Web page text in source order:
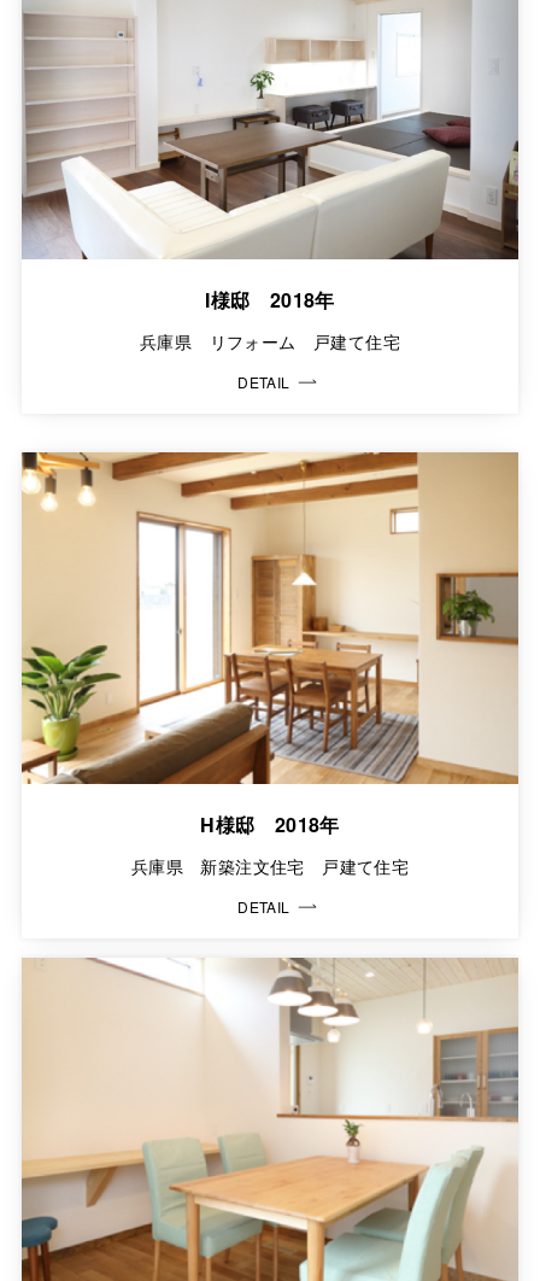
I様邸 2018年
兵庫県 リフォーム 戸建て住宅
DETAIL
H様邸 2018年
兵庫県 新築注文住宅 戸建て住宅
DETAIL